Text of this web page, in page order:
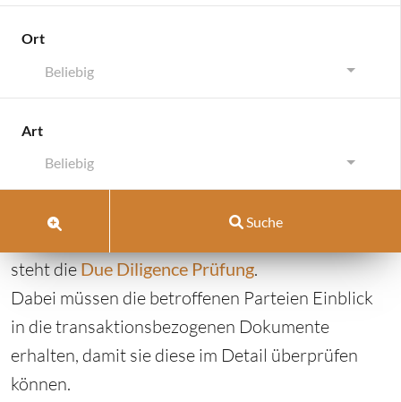
Ort
Beliebig
Art
Beliebig
Suche
Was ist eine Due-Diligence?
Was ist eine Due-Diligence?
steht dieDue Diligence Prüfung.
Dabei müssen die betroffenen Parteien Einblick
in die transaktionsbezogenen Dokumente
erhalten, damit sie diese im Detail überprüfen
können.